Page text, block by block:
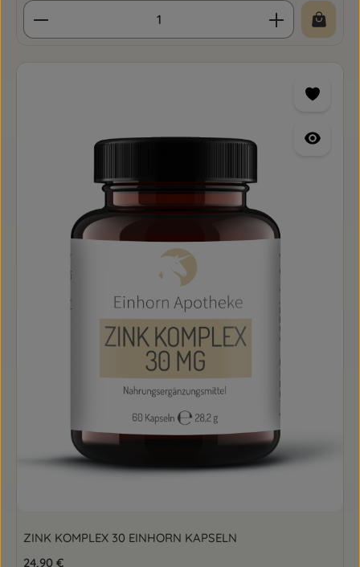
Produkt Anzahl: Gib den gewünschten Wert
ZINK KOMPLEX 30 EINHORN KAPSELN
Regulärer Preis:
24,90 €